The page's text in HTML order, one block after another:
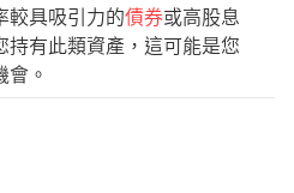
較具吸引力的債券或高股息
持有此類資產，這可能是您
。